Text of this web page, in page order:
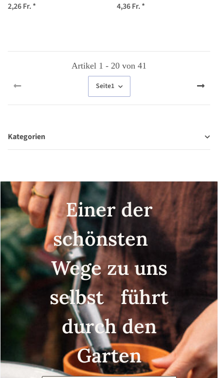
2,26 Fr.* 4,36 Fr.*
Artikel 1 - 20 von 41
Seite1
Kategorien
Einer der
schönsten
Wege zu uns
selbst führt
durch den
Garten